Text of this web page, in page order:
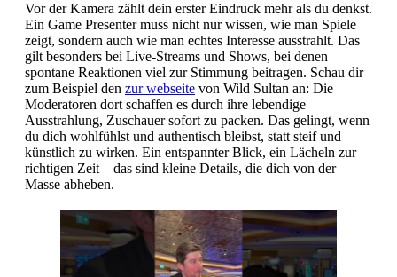
Vor der Kamera zählt dein erster Eindruck mehr als du denkst.
Ein Game Presenter muss nicht nur wissen, wie man Spiele
zeigt, sondern auch wie man echtes Interesse ausstrahlt. Das
gilt besonders bei Live-Streams und Shows, bei denen
spontane Reaktionen viel zur Stimmung beitragen. Schau dir
zum Beispiel den zur webseite von Wild Sultan an: Die
Moderatoren dort schaffen es durch ihre lebendige
Ausstrahlung, Zuschauer sofort zu packen. Das gelingt, wenn
du dich wohlfühlst und authentisch bleibst, statt steif und
künstlich zu wirken. Ein entspannter Blick, ein Lächeln zur
richtigen Zeit – das sind kleine Details, die dich von der
Masse abheben.